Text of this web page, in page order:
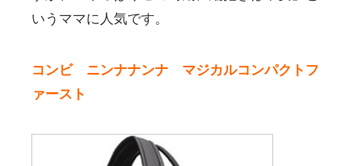
いうママに人気です。
コンビ ニンナナンナ マジカルコンパクトフ
ァースト